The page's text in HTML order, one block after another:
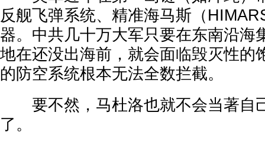
反舰飞弹系统、精准海马斯（
器。中共几十万大军只要在东南沿海
地在还没出海前，就会面临毁灭性的
的防空系统根本无法全数拦截。
要不然，马杜洛也就不会当著自
了。